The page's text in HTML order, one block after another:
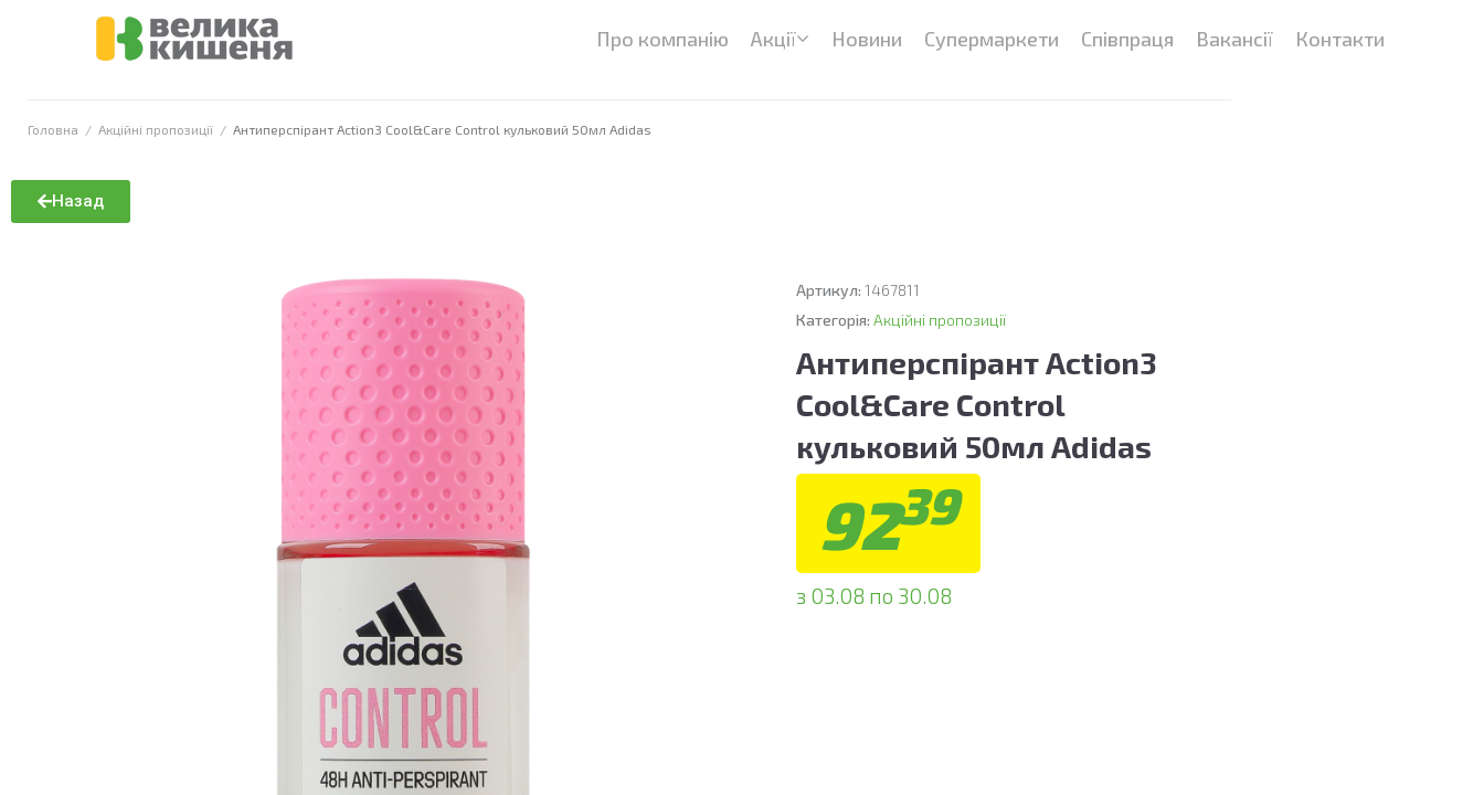
Про компанію Акції Новини Супермаркети Співпраця Вакансії Контакти
Головна / Акційні пропозиції / Антиперспірант Action3 Cool&Care Control кульковий 50мл Adidas
Назад
Артикул:1467811
Категорія:Акційні пропозиції
Антиперспірант Action3
Cool&Care Control
кульковий 50мл Adidas
9239
з 03.08 по 30.08